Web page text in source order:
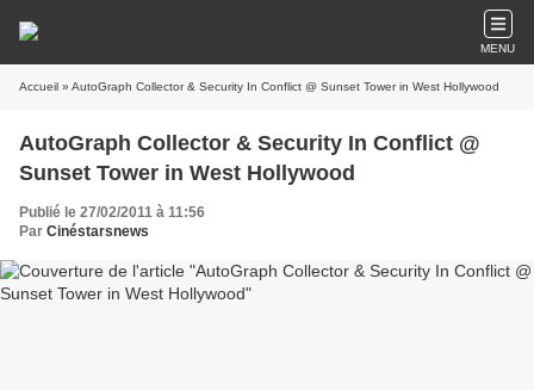
MENU
Accueil » AutoGraph Collector & Security In Conflict @ Sunset Tower in West Hollywood
AutoGraph Collector & Security In Conflict @
Sunset Tower in West Hollywood
Publié le 27/02/2011 à 11:56
Par Cinéstarsnews